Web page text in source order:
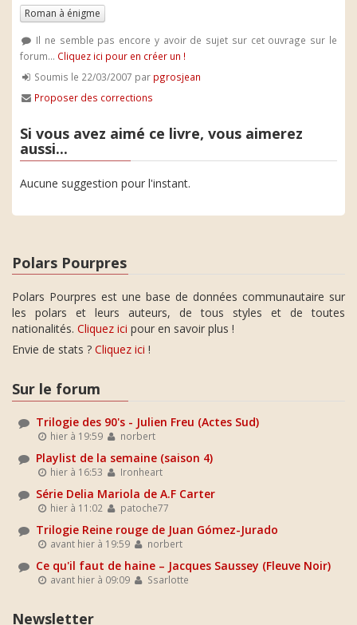
Roman à énigme
Il ne semble pas encore y avoir de sujet sur cet ouvrage sur le
forum... Cliquez ici pour en créer un !
Soumis le 22/03/2007 par pgrosjean
Proposer des corrections
Si vous avez aimé ce livre, vous aimerez
aussi...
Aucune suggestion pour l'instant.
Polars Pourpres
Polars Pourpres est une base de données communautaire sur
les polars et leurs auteurs, de tous styles et de toutes
nationalités. Cliquez ici pour en savoir plus !
Envie de stats ? Cliquez ici !
Sur le forum
Trilogie des 90's - Julien Freu (Actes Sud)
hier à 19:59 norbert
Playlist de la semaine (saison 4)
hier à 16:53 Ironheart
Série Delia Mariola de A.F Carter
hier à 11:02 patoche77
Trilogie Reine rouge de Juan Gómez-Jurado
avant hier à 19:59 norbert
Ce qu'il faut de haine – Jacques Saussey (Fleuve Noir)
avant hier à 09:09 Ssarlotte
Newsletter